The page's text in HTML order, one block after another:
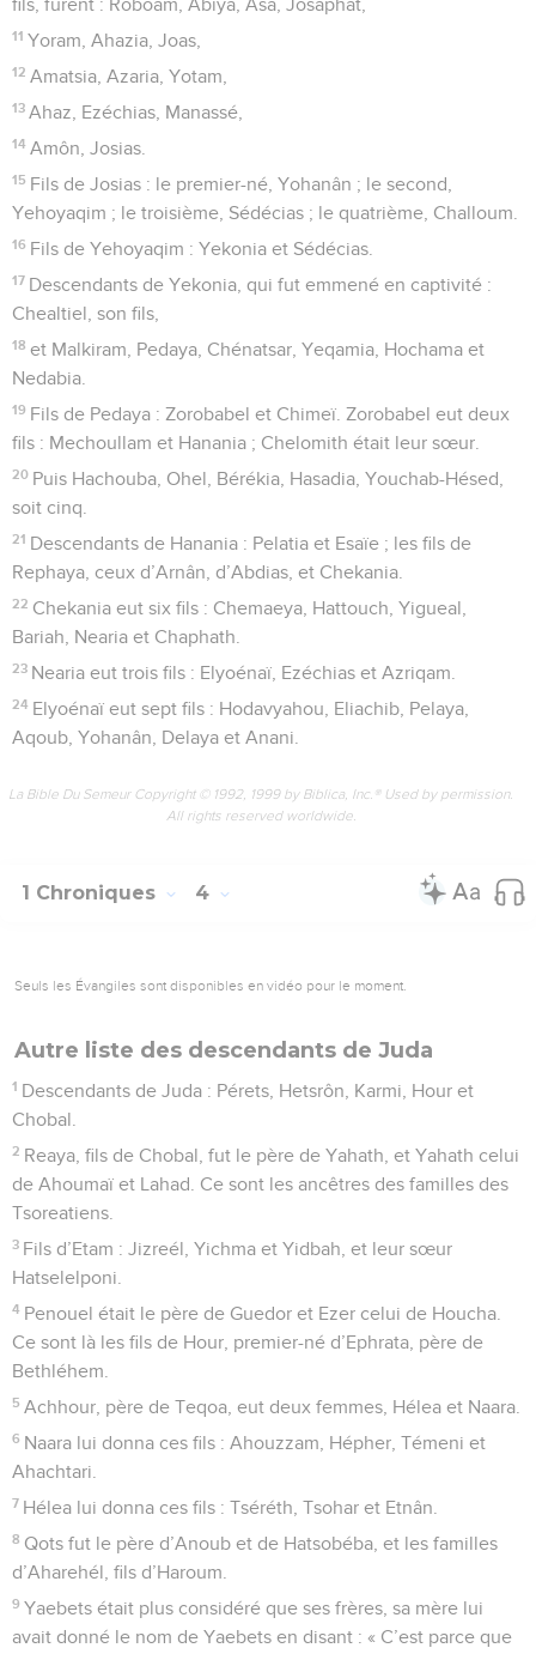
fils, furent : Roboam, Abiya, Asa, Josaphat,
11 Yoram, Ahazia, Joas,
12 Amatsia, Azaria, Yotam,
13 Ahaz, Ezéchias, Manassé,
14 Amôn, Josias.
15 Fils de Josias : le premier-né, Yohanân ; le second,
Yehoyaqim ; le troisième, Sédécias ; le quatrième, Challoum.
16 Fils de Yehoyaqim : Yekonia et Sédécias.
17 Descendants de Yekonia, qui fut emmené en captivité :
Chealtiel, son fils,
18 et Malkiram, Pedaya, Chénatsar, Yeqamia, Hochama et
Nedabia.
19 Fils de Pedaya : Zorobabel et Chimeï. Zorobabel eut deux
fils : Mechoullam et Hanania ; Chelomith était leur sœur.
20 Puis Hachouba, Ohel, Bérékia, Hasadia, Youchab-Hésed,
soit cinq.
21 Descendants de Hanania : Pelatia et Esaïe ; les fils de
Rephaya, ceux d’Arnân, d’Abdias, et Chekania.
22 Chekania eut six fils : Chemaeya, Hattouch, Yigueal,
Bariah, Nearia et Chaphath.
23 Nearia eut trois fils : Elyoénaï, Ezéchias et Azriqam.
24 Elyoénaï eut sept fils : Hodavyahou, Eliachib, Pelaya,
Aqoub, Yohanân, Delaya et Anani.
La Bible Du Semeur Copyright © 1992, 1999 by Biblica, Inc.® Used by permission.
All rights reserved worldwide.
1 Chroniques 4
Seuls les Évangiles sont disponibles en vidéo pour le moment.
Autre liste des descendants de Juda
1 Descendants de Juda : Pérets, Hetsrôn, Karmi, Hour et
Chobal.
2 Reaya, fils de Chobal, fut le père de Yahath, et Yahath celui
de Ahoumaï et Lahad. Ce sont les ancêtres des familles des
Tsoreatiens.
3 Fils d’Etam : Jizreél, Yichma et Yidbah, et leur sœur
Hatselelponi.
4 Penouel était le père de Guedor et Ezer celui de Houcha.
Ce sont là les fils de Hour, premier-né d’Ephrata, père de
Bethléhem.
5 Achhour, père de Teqoa, eut deux femmes, Hélea et Naara.
6 Naara lui donna ces fils : Ahouzzam, Hépher, Témeni et
Ahachtari.
7 Hélea lui donna ces fils : Tséréth, Tsohar et Etnân.
8 Qots fut le père d’Anoub et de Hatsobéba, et les familles
d’Aharehél, fils d’Haroum.
9 Yaebets était plus considéré que ses frères, sa mère lui
avait donné le nom de Yaebets en disant : « C’est parce que